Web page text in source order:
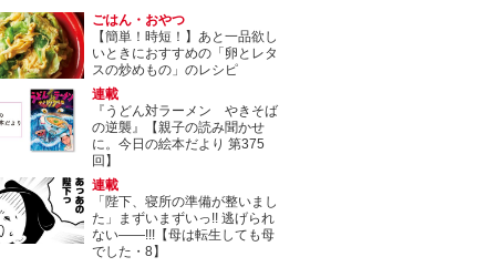
ごはん・おやつ
【簡単！時短！】あと一品欲し
いときにおすすめの「卵とレタ
スの炒めもの」のレシピ
連載
『うどん対ラーメン やきそば
の逆襲』【親子の読み聞かせ
に。今日の絵本だより 第375
回】
連載
「陛下、寝所の準備が整いまし
た」まずいまずいっ!! 逃げられ
ない――!!!【母は転生しても母
でした・8】